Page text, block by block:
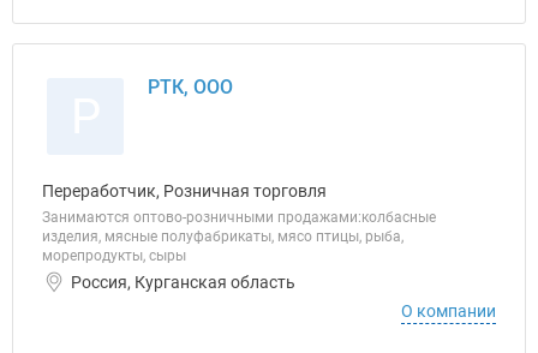
РТК, ООО
Переработчик, Розничная торговля
Занимаются оптово-розничными продажами:колбасные
изделия, мясные полуфабрикаты, мясо птицы, рыба,
морепродукты, сыры
Россия, Курганская область
О компании